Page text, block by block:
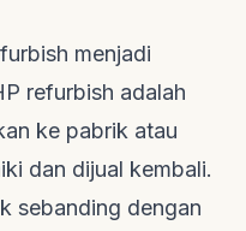
menjadi
refurbish adalah
ke pabrik atau
dan dijual kembali.
sebanding dengan